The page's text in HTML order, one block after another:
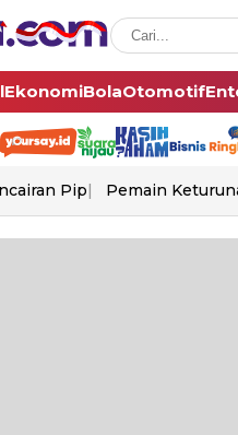
EkonomiBolaOtomotif
Pip Pemain